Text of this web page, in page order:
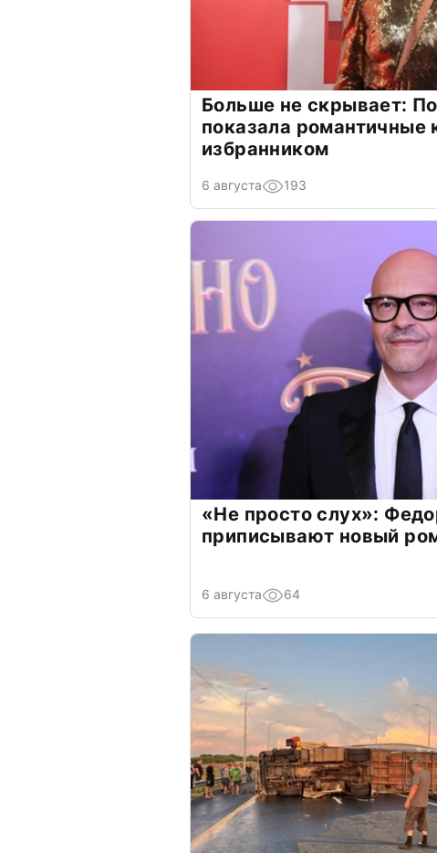
Больше не скрывает:
показала
избранником
6 августа 193
«Не просто слух»:
приписывают новый
6 августа 64